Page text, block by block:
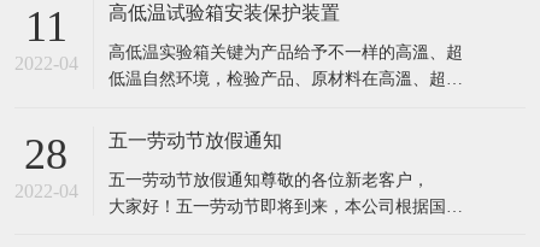
11
2022-04
高低温试验箱安装保护装置
​高低温实验箱关键为产品给予不一样的高溫、超
低温自然环境，检验产品、原材料在高溫、超低
所具有的缺点,保证产品质量。高低温实验箱主要
产品、道路运输、电力能源原材料、航天航空、
诊疗化工厂、塑料橡料等及有关产品之耐高温，
28
2022-04
五一劳动节放假通知
五一劳动节放假通知​​尊敬的各位新老客户，
大家好！五一劳动节即将到来，本公司根据国务